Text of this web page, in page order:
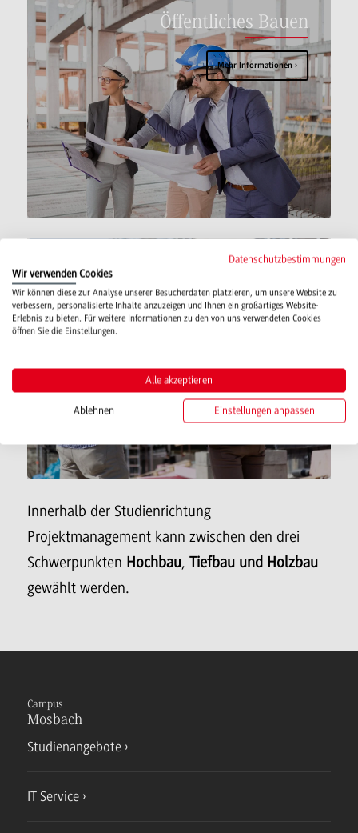
Öffentliches Bauen
Mehr Informationen
Innerhalb der Studienrichtung
Projektmanagement kann zwischen den drei
Schwerpunkten Hochbau, Tiefbau und Holzbau
gewählt werden.
Campus
Mosbach
Studienangebote
IT Service
Datenschutzbestimmungen
Wir verwenden Cookies
Wir können diese zur Analyse unserer Besucherdaten platzieren, um unsere Website zu
verbessern, personalisierte Inhalte anzuzeigen und Ihnen ein großartiges Website-
Erlebnis zu bieten. Für weitere Informationen zu den von uns verwendeten Cookies
öffnen Sie die Einstellungen.
Alle akzeptieren
Ablehnen Einstellungen anpassen